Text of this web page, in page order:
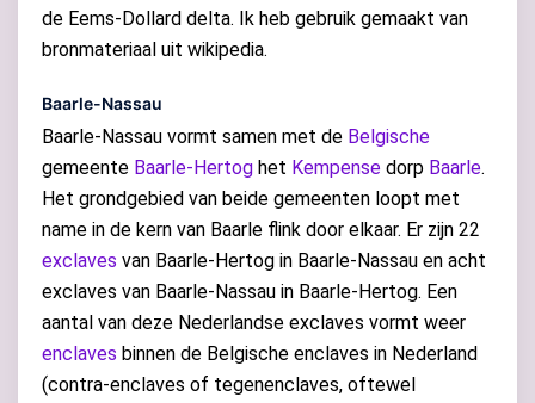
de Eems-Dollard delta. Ik heb gebruik gemaakt van
bronmateriaal uit wikipedia.
Baarle-Nassau
Baarle-Nassau vormt samen met de Belgische
gemeente Baarle-Hertog het Kempense dorp Baarle.
Het grondgebied van beide gemeenten loopt met
name in de kern van Baarle flink door elkaar. Er zijn 22
exclaves van Baarle-Hertog in Baarle-Nassau en acht
exclaves van Baarle-Nassau in Baarle-Hertog. Een
aantal van deze Nederlandse exclaves vormt weer
enclaves binnen de Belgische enclaves in Nederland
(contra-enclaves of tegenenclaves, oftewel